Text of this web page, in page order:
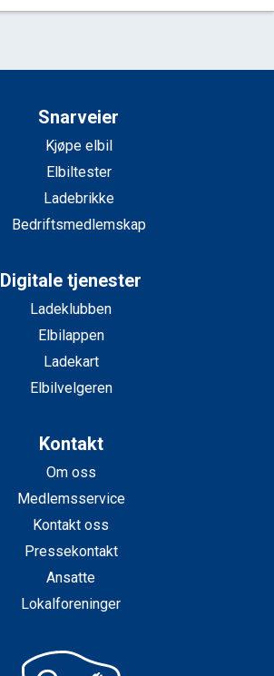
Snarveier
Kjøpe elbil
Elbiltester
Ladebrikke
Bedriftsmedlemskap
Digitale tjenester
Ladeklubben
Elbilappen
Ladekart
Elbilvelgeren
Kontakt
Om oss
Medlemsservice
Kontakt oss
Pressekontakt
Ansatte
Lokalforeninger